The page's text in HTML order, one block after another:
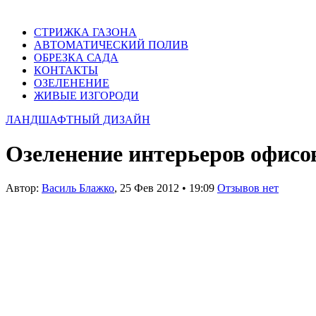
СТРИЖКА ГАЗОНА
АВТОМАТИЧЕСКИЙ ПОЛИВ
ОБРЕЗКА САДА
КОНТАКТЫ
ОЗЕЛЕНЕНИЕ
ЖИВЫЕ ИЗГОРОДИ
ЛАНДШАФТНЫЙ ДИЗАЙН
Озеленение интерьеров
Автор: Василь Блажко, 25 Фев 2012 • 19:09 Отзывов нет